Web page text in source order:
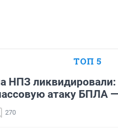
ТОП 5
НПЗ
атаку БПЛА
270